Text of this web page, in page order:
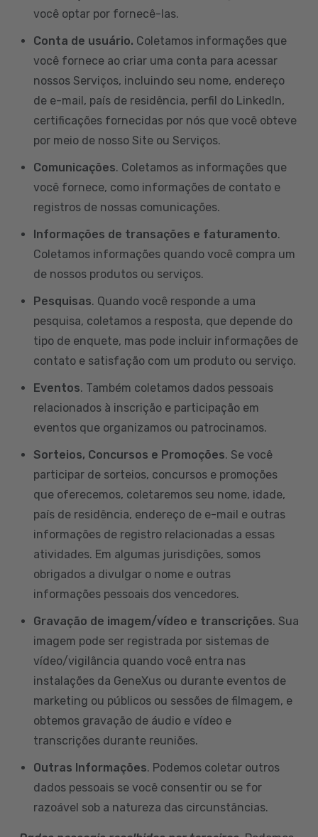
você optar por fornecê-las.
Conta de usuário. Coletamos informações que
você fornece ao criar uma conta para acessar
nossos Serviços, incluindo seu nome, endereço
de e-mail, país de residência, perfil do LinkedIn,
certificações fornecidas por nós que você obteve
por meio de nosso Site ou Serviços.
Comunicações. Coletamos as informações que
você fornece, como informações de contato e
registros de nossas comunicações.
Informações de transações e faturamento.
Coletamos informações quando você compra um
de nossos produtos ou serviços.
Pesquisas. Quando você responde a uma
pesquisa, coletamos a resposta, que depende do
tipo de enquete, mas pode incluir informações de
contato e satisfação com um produto ou serviço.
Eventos. Também coletamos dados pessoais
relacionados à inscrição e participação em
eventos que organizamos ou patrocinamos.
Sorteios, Concursos e Promoções. Se você
participar de sorteios, concursos e promoções
que oferecemos, coletaremos seu nome, idade,
país de residência, endereço de e-mail e outras
informações de registro relacionadas a essas
atividades. Em algumas jurisdições, somos
obrigados a divulgar o nome e outras
informações pessoais dos vencedores.
Gravação de imagem/vídeo e transcrições. Sua
imagem pode ser registrada por sistemas de
vídeo/vigilância quando você entra nas
instalações da GeneXus ou durante eventos de
marketing ou públicos ou sessões de filmagem, e
obtemos gravação de áudio e vídeo e
transcrições durante reuniões.
Outras Informações. Podemos coletar outros
dados pessoais se você consentir ou se for
razoável sob a natureza das circunstâncias.